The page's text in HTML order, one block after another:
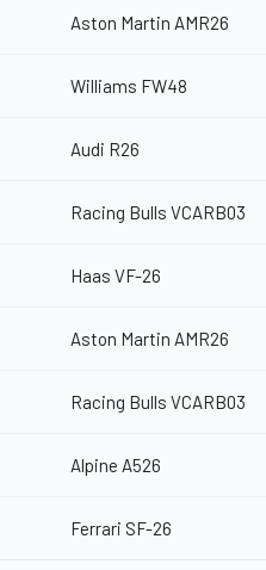
Aston Martin AMR26
Williams FW48
Audi R26
Racing Bulls VCARB03
Haas VF-26
Aston Martin AMR26
Racing Bulls VCARB03
Alpine A526
Ferrari SF-26